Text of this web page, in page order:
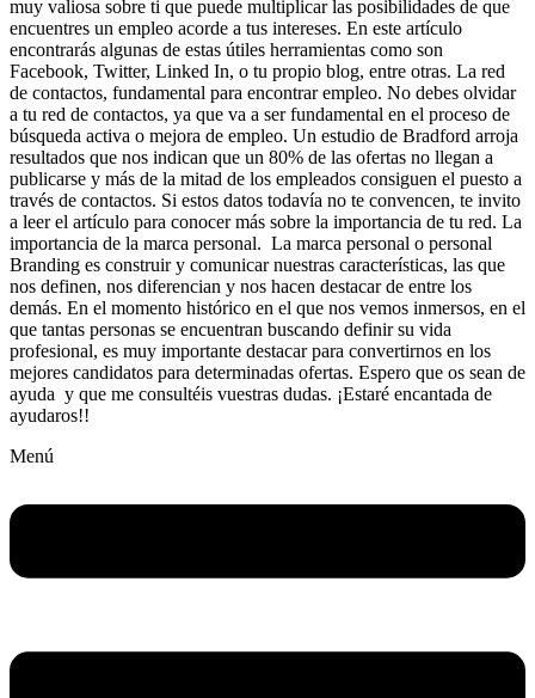
muy valiosa sobre ti que puede multiplicar las posibilidades de que
encuentres un empleo acorde a tus intereses. En este artículo
encontrarás algunas de estas útiles herramientas como son
Facebook, Twitter, Linked In, o tu propio blog, entre otras. La red
de contactos, fundamental para encontrar empleo. No debes olvidar
a tu red de contactos, ya que va a ser fundamental en el proceso de
búsqueda activa o mejora de empleo. Un estudio de Bradford arroja
resultados que nos indican que un 80% de las ofertas no llegan a
publicarse y más de la mitad de los empleados consiguen el puesto a
través de contactos. Si estos datos todavía no te convencen, te invito
a leer el artículo para conocer más sobre la importancia de tu red. La
importancia de la marca personal. La marca personal o personal
Branding es construir y comunicar nuestras características, las que
nos definen, nos diferencian y nos hacen destacar de entre los
demás. En el momento histórico en el que nos vemos inmersos, en el
que tantas personas se encuentran buscando definir su vida
profesional, es muy importante destacar para convertirnos en los
mejores candidatos para determinadas ofertas. Espero que os sean de
ayuda y que me consultéis vuestras dudas. ¡Estaré encantada de
ayudaros!!
Menú